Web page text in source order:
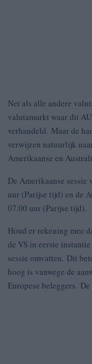
Net als alle andere
valutamarkt waar dit
verhandeld. Maar de
verwijzen natuurlijk
Amerikaanse en
De Amerikaanse
uur (Parijse tijd) en de
07.00 uur (Parijse tijd).
Houd er rekening mee
de VS in eerste
sessie omvatten. Dit
hoog is vanwege de
Europese beleggers.